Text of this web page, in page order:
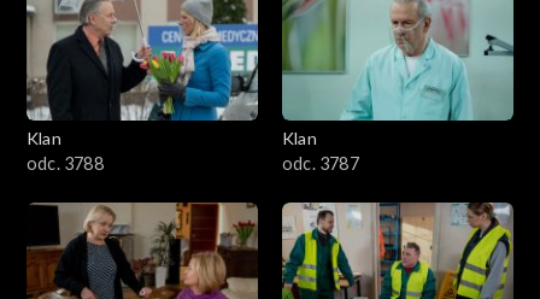
2501–2600
2401–2500
2301–2400
2201–2300
2101–2200
Klan
odc. 3788
Klan
odc. 3787